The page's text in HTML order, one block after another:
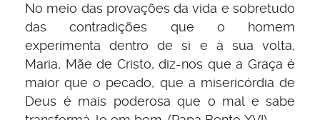
No meio das provações da vida e sobretudo
das contradições que o homem
experimenta dentro de si e à sua volta,
Maria, Mãe de Cristo, diz-nos que a Graça é
maior que o pecado, que a misericórdia de
Deus é mais poderosa que o mal e sabe